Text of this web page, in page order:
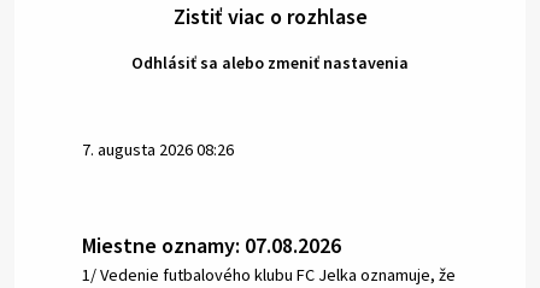
Zistiť viac o rozhlase
Odhlásiť sa alebo zmeniť nastavenia
7. augusta 2026 08:26
Miestne oznamy: 07.08.2026
1/ Vedenie futbalového klubu FC Jelka oznamuje, že